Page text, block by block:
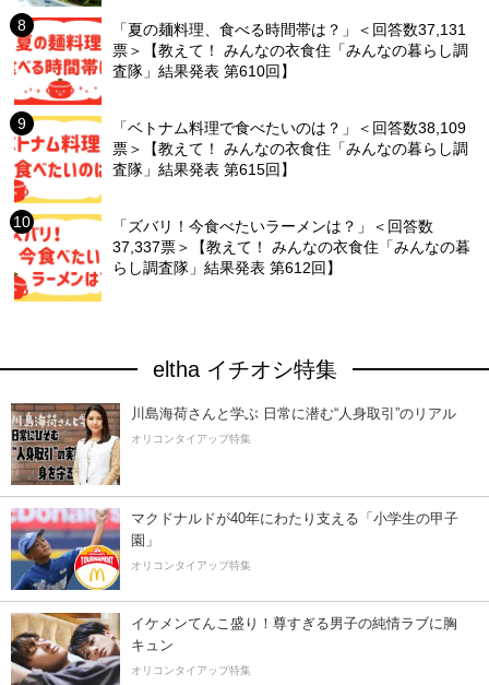
「夏の麺料理、食べる時間帯は？」＜回答数37,131
票＞【教えて！ みんなの衣食住「みんなの暮らし調
査隊」結果発表 第610回】
「ベトナム料理で食べたいのは？」＜回答数38,109
票＞【教えて！ みんなの衣食住「みんなの暮らし調
査隊」結果発表 第615回】
「ズバリ！今食べたいラーメンは？」＜回答数
37,337票＞【教えて！ みんなの衣食住「みんなの暮
らし調査隊」結果発表 第612回】
eltha イチオシ特集
川島海荷さんと学ぶ 日常に潜む“人身取引”のリアル
オリコンタイアップ特集
マクドナルドが40年にわたり支える「小学生の甲子
園」
オリコンタイアップ特集
イケメンてんこ盛り！尊すぎる男子の純情ラブに胸
キュン
オリコンタイアップ特集